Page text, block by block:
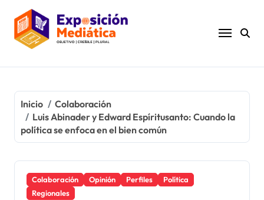
contenido
Inicio
Colaboración
Luis Abinader y Edward Espíritusanto: Cuando la
política se enfoca en el bien común
Colaboración Opinión Perfiles
Política
Regionales